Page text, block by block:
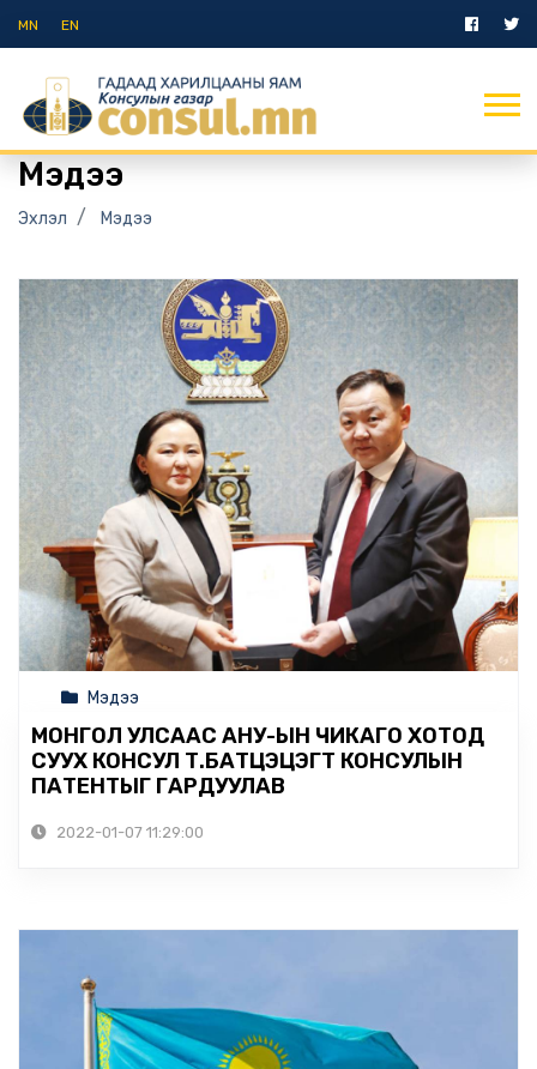
MN EN
Мэдээ
Эхлэл Мэдээ
Мэдээ
МОНГОЛ УЛСААС АНУ-ЫН ЧИКАГО ХОТОД
СУУХ КОНСУЛ Т.БАТЦЭЦЭГТ КОНСУЛЫН
ПАТЕНТЫГ ГАРДУУЛАВ
2022-01-07 11:29:00